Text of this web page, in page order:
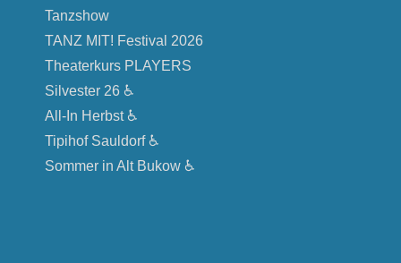
Tanzshow
TANZ MIT! Festival 2026
Theaterkurs PLAYERS
Silvester 26 ♿
All-In Herbst ♿
Tipihof Sauldorf ♿
Sommer in Alt Bukow ♿